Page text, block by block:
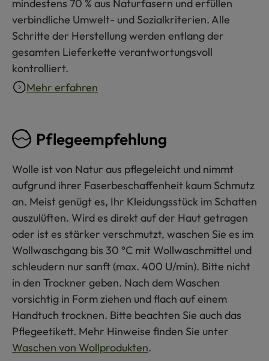
mindestens 70 % aus Naturfasern und erfüllen
verbindliche Umwelt- und Sozialkriterien. Alle
Schritte der Herstellung werden entlang der
gesamten Lieferkette verantwortungsvoll
kontrolliert.
Mehr erfahren
Pflegeempfehlung
Wolle ist von Natur aus pflegeleicht und nimmt
aufgrund ihrer Faserbeschaffenheit kaum Schmutz
an. Meist genügt es, Ihr Kleidungsstück im Schatten
auszulüften. Wird es direkt auf der Haut getragen
oder ist es stärker verschmutzt, waschen Sie es im
Wollwaschgang bis 30 °C mit Wollwaschmittel und
schleudern nur sanft (max. 400 U/min). Bitte nicht
in den Trockner geben. Nach dem Waschen
vorsichtig in Form ziehen und flach auf einem
Handtuch trocknen. Bitte beachten Sie auch das
Pflegeetikett. Mehr Hinweise finden Sie unter
Waschen von Wollprodukten.